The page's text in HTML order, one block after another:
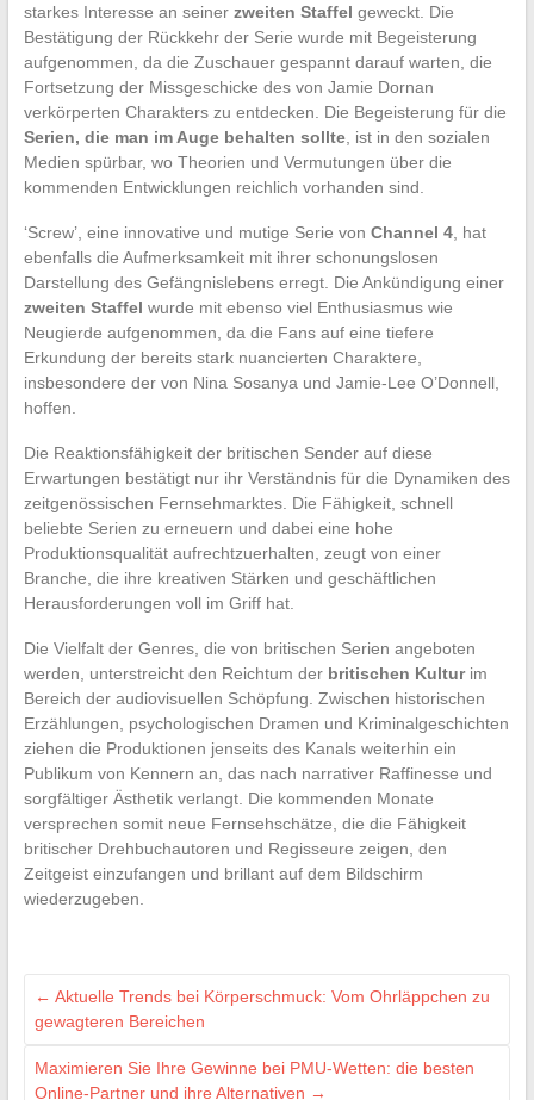
starkes Interesse an seiner zweiten Staffel geweckt. Die
Bestätigung der Rückkehr der Serie wurde mit Begeisterung
aufgenommen, da die Zuschauer gespannt darauf warten, die
Fortsetzung der Missgeschicke des von Jamie Dornan
verkörperten Charakters zu entdecken. Die Begeisterung für die
Serien, die man im Auge behalten sollte, ist in den sozialen
Medien spürbar, wo Theorien und Vermutungen über die
kommenden Entwicklungen reichlich vorhanden sind.
‘Screw’, eine innovative und mutige Serie von Channel 4, hat
ebenfalls die Aufmerksamkeit mit ihrer schonungslosen
Darstellung des Gefängnislebens erregt. Die Ankündigung einer
zweiten Staffel wurde mit ebenso viel Enthusiasmus wie
Neugierde aufgenommen, da die Fans auf eine tiefere
Erkundung der bereits stark nuancierten Charaktere,
insbesondere der von Nina Sosanya und Jamie-Lee O’Donnell,
hoffen.
Die Reaktionsfähigkeit der britischen Sender auf diese
Erwartungen bestätigt nur ihr Verständnis für die Dynamiken des
zeitgenössischen Fernsehmarktes. Die Fähigkeit, schnell
beliebte Serien zu erneuern und dabei eine hohe
Produktionsqualität aufrechtzuerhalten, zeugt von einer
Branche, die ihre kreativen Stärken und geschäftlichen
Herausforderungen voll im Griff hat.
Die Vielfalt der Genres, die von britischen Serien angeboten
werden, unterstreicht den Reichtum der britischen Kulturim
Bereich der audiovisuellen Schöpfung. Zwischen historischen
Erzählungen, psychologischen Dramen und Kriminalgeschichten
ziehen die Produktionen jenseits des Kanals weiterhin ein
Publikum von Kennern an, das nach narrativer Raffinesse und
sorgfältiger Ästhetik verlangt. Die kommenden Monate
versprechen somit neue Fernsehschätze, die die Fähigkeit
britischer Drehbuchautoren und Regisseure zeigen, den
Zeitgeist einzufangen und brillant auf dem Bildschirm
wiederzugeben.
← Aktuelle Trends bei Körperschmuck: Vom Ohrläppchen zu
gewagteren Bereichen
Maximieren Sie Ihre Gewinne bei PMU-Wetten: die besten
Online-Partner und ihre Alternativen →